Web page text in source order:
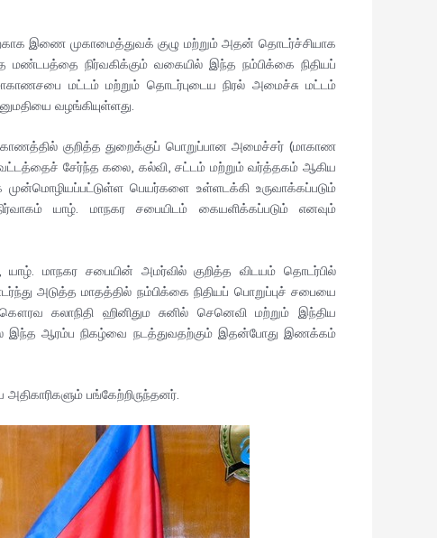
இணை முகாமைத்துவக் குழு மற்றும் அதன் தொடர்ச்சியாக
மண்டபத்தை நிர்வகிக்கும் வகையில் இந்த நம்பிக்கை நிதியப்
மட்டம் மற்றும் தொடர்புடைய நிரல் அமைச்சு மட்டம்
வழங்கியுள்ளது.
குறித்த துறைக்குப் பொறுப்பான அமைச்சர் (மாகாண
சேர்ந்த கலை, கல்வி, சட்டம் மற்றும் வர்த்தகம் ஆகிய
முன்மொழியப்பட்டுள்ள பெயர்களை உள்ளடக்கி உருவாக்கப்படும்
யாழ். மாநகர சபையிடம் கையளிக்கப்படும் எனவும்
மாநகர சபையின் அமர்வில் குறித்த விடயம் தொடர்பில்
அடுத்த மாதத்தில் நம்பிக்கை நிதியப் பொறுப்புச் சபையை
கலாநிதி ஹினிதும சுனில் செனெவி மற்றும் இந்திய
இந்த ஆரம்ப நிகழ்வை நடத்துவதற்கும் இதன்போது இணக்கம்
பங்கேற்றிருந்தனர்.